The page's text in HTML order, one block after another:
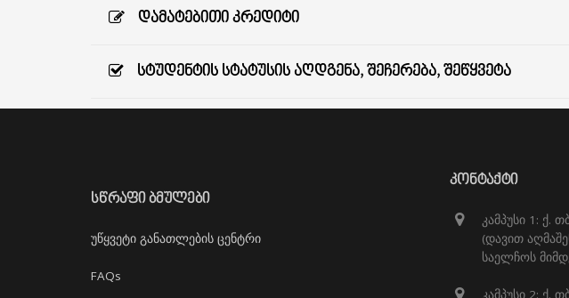
ᲓᲐᲛᲐᲢᲔᲑᲘᲗᲘ ᲙᲠᲔᲓᲘᲢᲘ
ᲡᲢᲣᲓᲔᲜᲢᲘᲡ ᲡᲢᲐᲢᲣᲡᲘᲡ ᲐᲦᲓᲒᲔᲜᲐ, ᲨᲔᲩᲔᲠᲔᲑᲐ, ᲨᲔᲬᲧᲕᲔᲢᲐ
ᲡᲬᲠᲐᲤᲘ ᲑᲛᲣᲚᲔᲑᲘ
უწყვეტი განათლების ცენტრი
FAQs
ᲙᲝᲜᲢᲐᲥᲢᲘ
კამპუსი 1: ქ.
(დავით
საელჩოს
კამპუსი 2: ქ.